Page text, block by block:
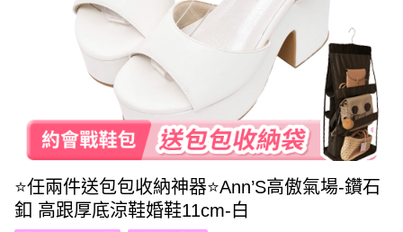
⭐任兩件送包包收納神器⭐Ann’S高傲氣場-鑽石
釦 高跟厚底涼鞋婚鞋11cm-白